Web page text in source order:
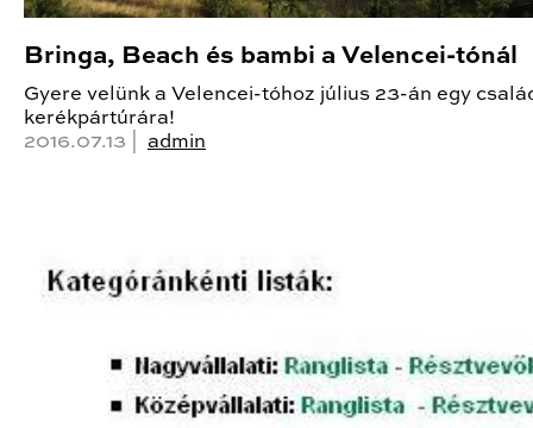
Bringa, Beach és bambi a Velencei-tónál
Gyere velünk a Velencei-tóhoz július 23-án egy
kerékpártúrára!
2016.07.13 | admin